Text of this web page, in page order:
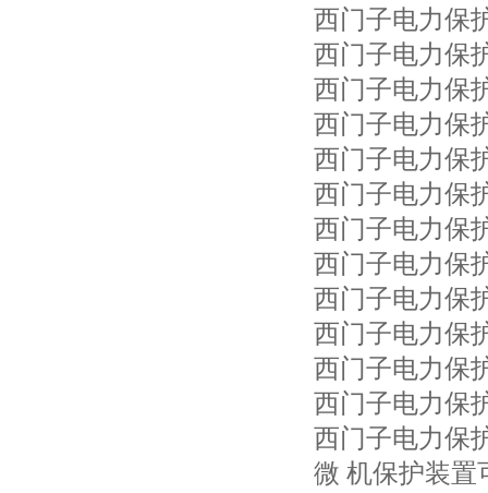
西门子电力保
西门子电力保
西门子电力保
西门子电力保
西门子电力保
西门子电力保
西门子电力保
西门子电力保
西门子电力保
西门子电力保
西门子电力保
西门子电力保
西门子电力保
微 机保护装置